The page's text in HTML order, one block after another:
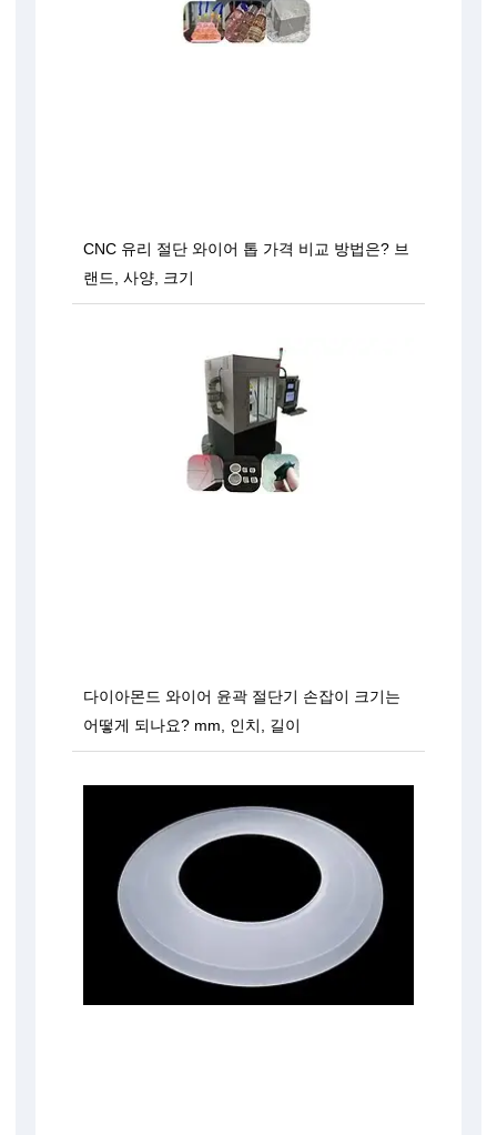
CNC 유리 절단 와이어 톱 가격 비교 방법은? 브
랜드, 사양, 크기
다이아몬드 와이어 윤곽 절단기 손잡이 크기는
어떻게 되나요? mm, 인치, 길이